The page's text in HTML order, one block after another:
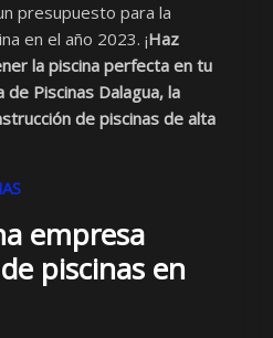
presupuesto para la
en el año 2023. ¡Haz
la piscina perfecta en tu
Piscinas Dalagua, la
de piscinas de alta
empresa
piscinas en